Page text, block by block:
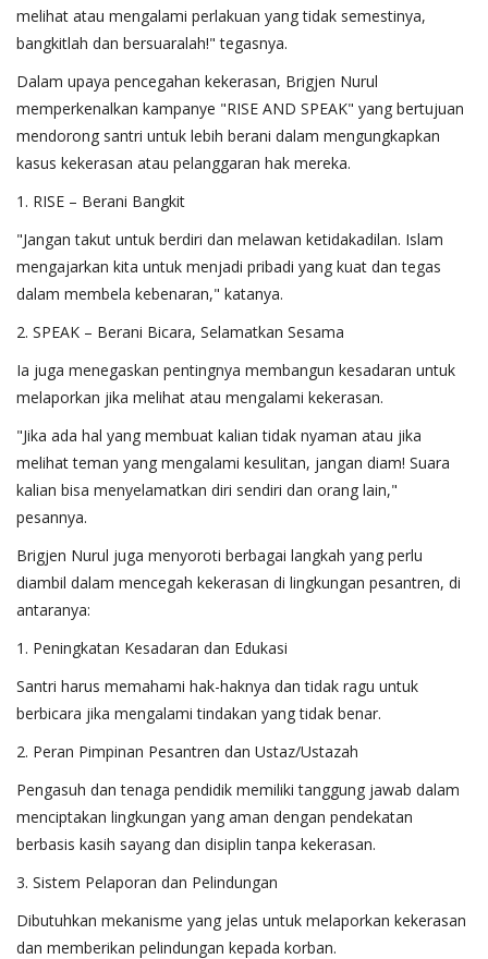
melihat atau mengalami perlakuan yang tidak semestinya,
bangkitlah dan bersuaralah!" tegasnya.
Dalam upaya pencegahan kekerasan, Brigjen Nurul
memperkenalkan kampanye "RISE AND SPEAK" yang bertujuan
mendorong santri untuk lebih berani dalam mengungkapkan
kasus kekerasan atau pelanggaran hak mereka.
1. RISE – Berani Bangkit
"Jangan takut untuk berdiri dan melawan ketidakadilan. Islam
mengajarkan kita untuk menjadi pribadi yang kuat dan tegas
dalam membela kebenaran," katanya.
2. SPEAK – Berani Bicara, Selamatkan Sesama
Ia juga menegaskan pentingnya membangun kesadaran untuk
melaporkan jika melihat atau mengalami kekerasan.
"Jika ada hal yang membuat kalian tidak nyaman atau jika
melihat teman yang mengalami kesulitan, jangan diam! Suara
kalian bisa menyelamatkan diri sendiri dan orang lain,"
pesannya.
Brigjen Nurul juga menyoroti berbagai langkah yang perlu
diambil dalam mencegah kekerasan di lingkungan pesantren, di
antaranya:
1. Peningkatan Kesadaran dan Edukasi
Santri harus memahami hak-haknya dan tidak ragu untuk
berbicara jika mengalami tindakan yang tidak benar.
2. Peran Pimpinan Pesantren dan Ustaz/Ustazah
Pengasuh dan tenaga pendidik memiliki tanggung jawab dalam
menciptakan lingkungan yang aman dengan pendekatan
berbasis kasih sayang dan disiplin tanpa kekerasan.
3. Sistem Pelaporan dan Pelindungan
Dibutuhkan mekanisme yang jelas untuk melaporkan kekerasan
dan memberikan pelindungan kepada korban.